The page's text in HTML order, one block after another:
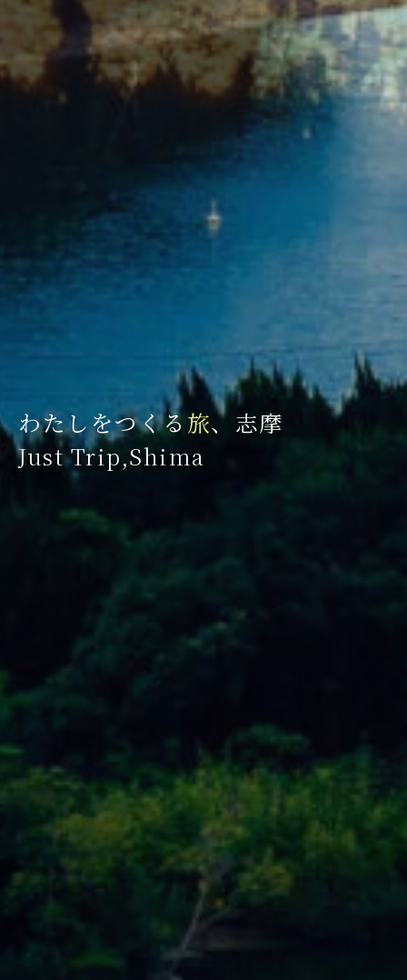
わたしをつくる 旅、志摩
Just Trip,Shima